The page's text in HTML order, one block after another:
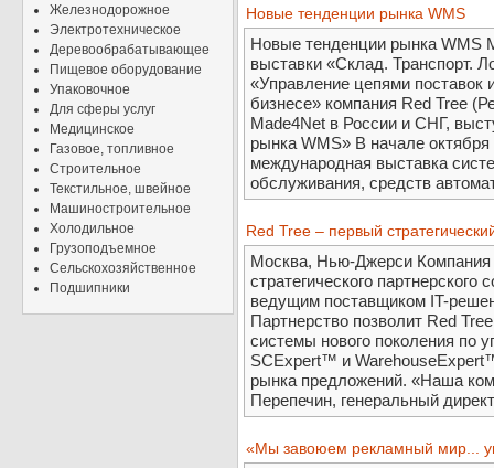
Железнодорожное
Электротехническое
Деревообрабатывающее
Пищевое оборудование
Упаковочное
Для сферы услуг
Медицинское
Газовое, топливное
Строительное
Текстильное, швейное
Машиностроительное
Холодильное
Грузоподъемное
Сельскохозяйственное
Подшипники
Новые тенденции рынка WMS
Новые тенденции рынка WMS
выставки «Склад. Транспорт.
«Управление цепями поставок
бизнесе» компания Red Tree
Made4Net в России и СНГ,
рынка WMS» В начале
международная выставка
обслуживания, средств
Red Tree – первый
Москва, Нью-Джерси Компания
стратегического
ведущим поставщиком IT-
Партнерство позволит Red
системы нового поколения по
SCExpert™ и
рынка предложений. «Наша
Перепечин, генеральный
«Мы завоюем рекламный мир...